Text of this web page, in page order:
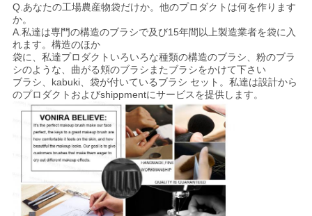
Q. あなたの工場農産物袋だけか。他のプロダクトは何を作ります
か。
A.私達は専門の構造のブラシで及び15年間以上製造業者を袋に入
れます。構造のほか
袋に、私達プロダクトいろいろな種類の構造のブラシ、粉のブラ
シのような、 曲がる頬のブラシまたブラシをかけて下さい
ブラシ、kabuki、袋が付いているブラシ セット。私達は設計から
のプロダクトおよびshippmentにサービスを提供します。